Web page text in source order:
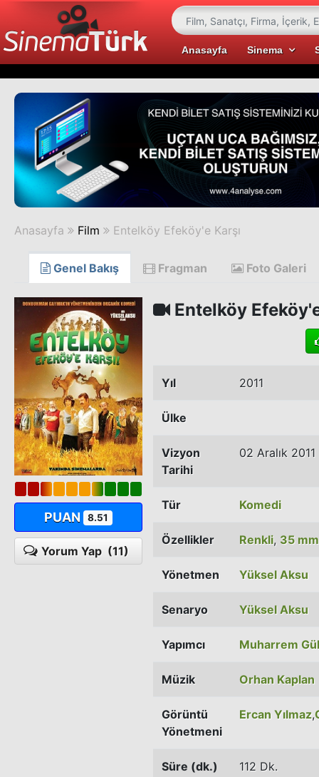
Anasayfa Sinema
Anasayfa Film Entelköy Efeköy'e Karşı
Genel Bakış Fragman Foto Galeri
PUAN 8.51
Yorum Yap (11)
Entelköy
Yıl 2011
Ülke
Vizyon
Tarihi
02 Aralık 2011
Tür Komedi
Özellikler Renkli, 35 mm
Yönetmen Yüksel Aksu
Senaryo Yüksel Aksu
Yapımcı Muharrem
Müzik Orhan Kaplan
Görüntü
Yönetmeni
Ercan Yılmaz,
Süre (dk.) 112 Dk.